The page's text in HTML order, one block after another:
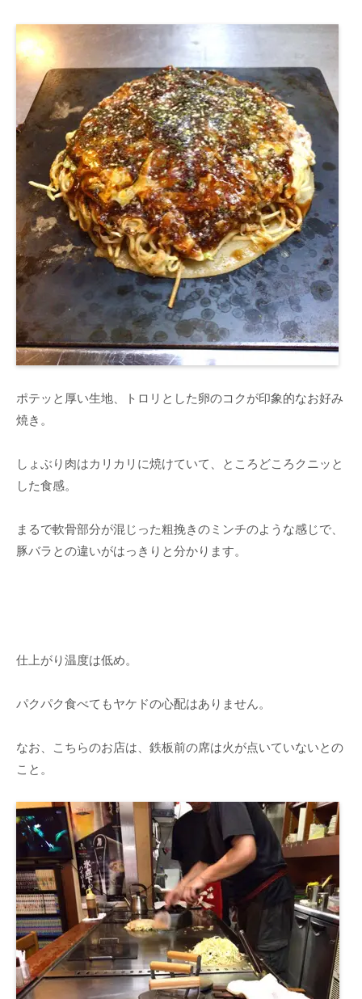
ポテッと厚い生地、トロリとした卵のコクが印象的なお好み
焼き。
しょぶり肉はカリカリに焼けていて、ところどころクニッと
した食感。
まるで軟骨部分が混じった粗挽きのミンチのような感じで、
豚バラとの違いがはっきりと分かります。
仕上がり温度は低め。
パクパク食べてもヤケドの心配はありません。
なお、こちらのお店は、鉄板前の席は火が点いていないとの
こと。